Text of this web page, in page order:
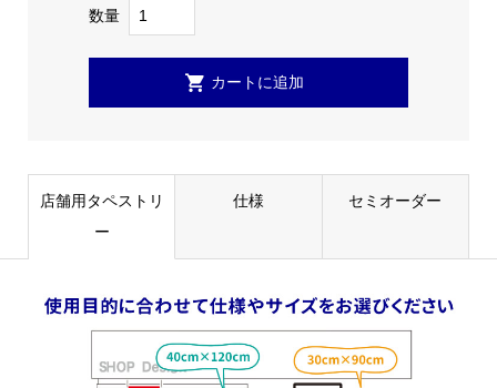
数量
店舗用タペストリ
ー
仕様 セミオーダー